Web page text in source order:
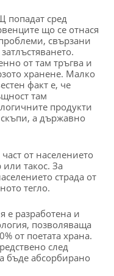
попадат сред
що се отнася
свързани
затлъстяването.
от там тръгва и
хранене. Малко
факт е, че
там
продукти
а държавно
от населението
такос. За
страда от
тегло.
е разработена и
позволяваща
от поетата храна.
след
бъде абсорбирано